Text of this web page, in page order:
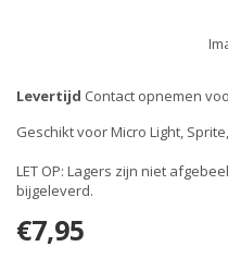
Levertijd Contact opnemen
Geschikt voor Micro Light,
LET OP: Lagers zijn niet
bijgeleverd.
€7,95